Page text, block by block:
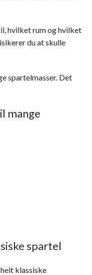
hvilket rum og hvilket
du at skulle
spartelmasser. Det
mange
spartel
klassiske